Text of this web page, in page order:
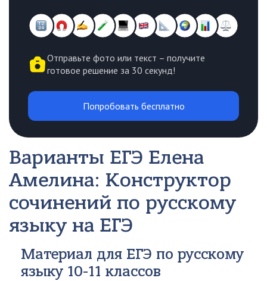
Отправьте фото или текст – получите
готовое решение за 30 секунд!
Попробовать бесплатно
Варианты ЕГЭ Елена
Амелина: Конструктор
сочинений по русскому
языку на ЕГЭ
Материал для ЕГЭ по русскому
языку 10-11 классов